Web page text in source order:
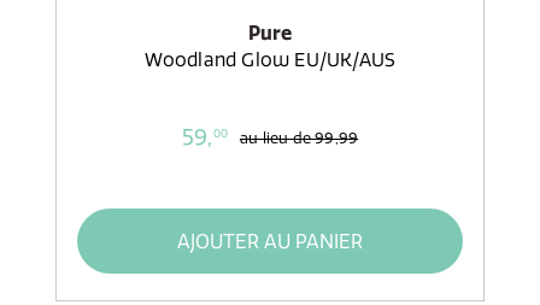
Pure
Woodland Glow EU/UK/AUS
59,00 au lieu de99,99
AJOUTER AU PANIER